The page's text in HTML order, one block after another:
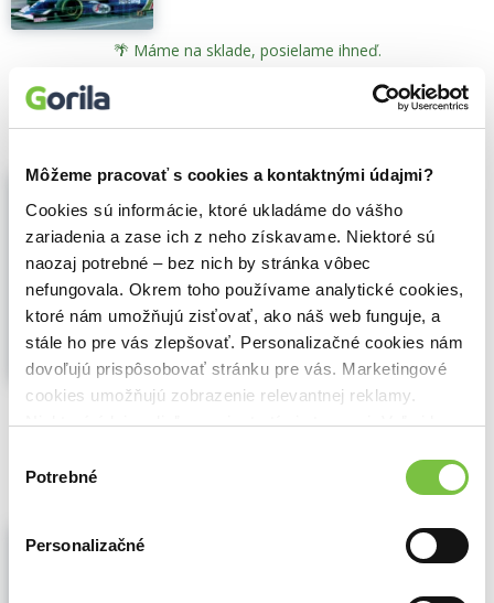
Môžeme pracovať s cookies a kontaktnými údajmi?
Cookies sú informácie, ktoré ukladáme do vášho
zariadenia a zase ich z neho získavame. Niektoré sú
naozaj potrebné – bez nich by stránka vôbec
nefungovala. Okrem toho používame analytické cookies,
ktoré nám umožňujú zisťovať, ako náš web funguje, a
stále ho pre vás zlepšovať. Personalizačné cookies nám
dovoľujú prispôsobovať stránku pre vás. Marketingové
cookies umožňujú zobrazenie relevantnej reklamy.
Niektoré údaje zdieľame aj s tretími stranami. Veľmi by
cookies.
súhlasu
Potrebné
Personalizačné
🌴 Máme na sklade, posielame ihneď.
Do pekla a späť
Niki Lauda ,Timy Partners(2022)
Autobiografia
Autobiografia legendy Formuly 1. Príbeh o
prekonávaní smrti, strachu a dosahovaní
neskutočnej slávy.Zobraziť viac
🌴 Máme na sklade, posielame ihneď.
(2024)